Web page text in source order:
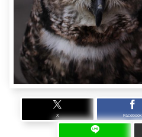
X Facebook